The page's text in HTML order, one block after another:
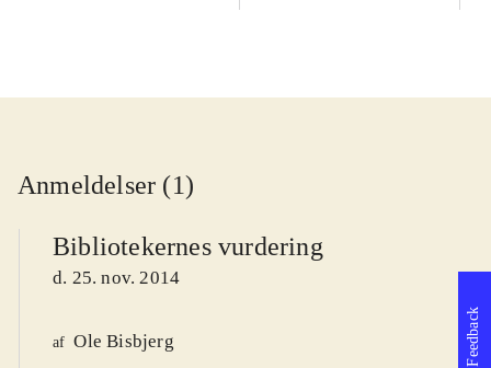
Anmeldelser (1)
Bibliotekernes vurdering
d. 25. nov. 2014
af Ole Bisbjerg Feedback